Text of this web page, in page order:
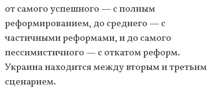
от самого успешного — с полным
реформированием, до среднего — с
частичными реформами, и до самого
пессимистичного — с откатом реформ.
Украина находится между вторым и третьим
сценарием.